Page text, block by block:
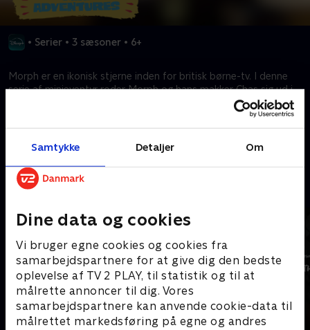
Samtykke Detaljer Om
Dine data og cookies
Vi bruger egne cookies og cookies fra
samarbejdspartnere for at give dig den bedste
oplevelse af TV 2 PLAY, til statistik og til at
målrette annoncer til dig. Vores
samarbejdspartnere kan anvende cookie-data til
målrettet markedsføring på egne og andres
• Serier • 3 sæsoner • 6+
Morph er en ikonisk stjerne inden for britisk børne-tv. I denne
serie af minieventyr roder Morph og hans makker Chas sig ud i
alskens gale streger i deres hjem på en kunstners skrivebord.
Kræver tilkøb
Mere indhold fra Disney+